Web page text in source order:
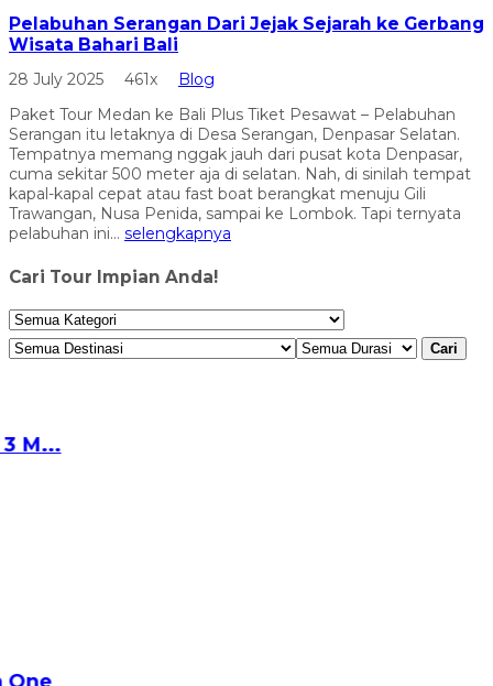
Pelabuhan Serangan Dari Jejak Sejarah ke Gerbang
Wisata Bahari Bali
28 July 2025 461x
Blog
Paket Tour Medan ke Bali Plus Tiket Pesawat – Pelabuhan
Serangan itu letaknya di Desa Serangan, Denpasar Selatan.
Tempatnya memang nggak jauh dari pusat kota Denpasar,
cuma sekitar 500 meter aja di selatan. Nah, di sinilah tempat
kapal-kapal cepat atau fast boat berangkat menuju Gili
Trawangan, Nusa Penida, sampai ke Lombok. Tapi ternyata
pelabuhan ini... selengkapnya
Cari Tour Impian Anda!
Cari